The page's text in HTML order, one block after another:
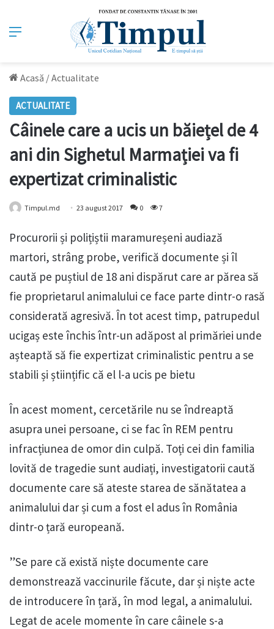
Meniu
Acasă /Actualitate
ACTUALITATE
Câinele care a ucis un băiețel de 4
ani din Sighetul Marmației va fi
expertizat criminalistic
Timpul.md 23 august 2017 0 7
Procurorii și polițiștii maramureșeni audiază
martori, strâng probe, verifică documente și îl
caută pe puștiul de 18 ani dispărut care ar părea să
fie proprietarul animalului ce face parte dintr-o rasă
considerată agresivă. În tot acest timp, patrupedul
ucigaș este închis într-un adăpost al primăriei unde
așteaptă să fie expertizat criminalistic pentru a se
stabili și științific că el l-a ucis pe bietu
În acest moment, cercetările nu se îndreaptă
asupra unei persoane, ci se fac în REM pentru
infracțiunea de omor din culpă. Toți cei din familia
lovită de tragedie sunt audiați, investigatorii caută
documente care să ateste starea de sănătatea a
animalului dar și cum a fost el adus în România
dintr-o țară europeană.
”Se pare că există niște documente care
demonstrează vaccinurile făcute, dar și niște acte
de introducere în țară, în mod legal, a animalului.
Legat de acele momente în care câinele s-a